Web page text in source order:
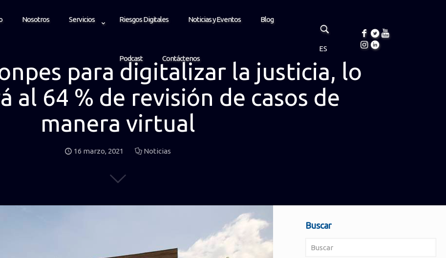
Nosotros Servicios Riesgos Digitales Noticias y Eventos Blog
Podcast Contáctenos
ES
para digitalizar la justicia, lo
al 64 % de revisión de casos de
manera virtual
16 marzo, 2021 Noticias
Buscar